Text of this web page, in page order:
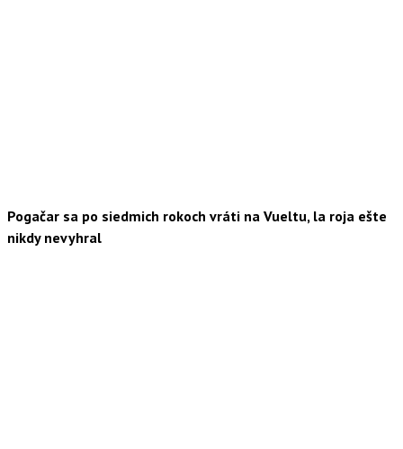
Pogačar sa po siedmich rokoch vráti na Vueltu, la roja ešte
nikdy nevyhral